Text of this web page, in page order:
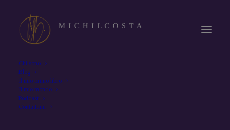
Chi sono
Blog
Il mio primo libro
Il mio mondo
Podcast
Contattami